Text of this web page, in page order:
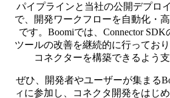
パイプラインと当社の公開デプロ
で、開発ワークフローを自動化・
です。Boomiでは、Connector
ツールの改善を継続的に行ってお
コネクターを構築できるよう
ぜひ、開発者やユーザーが集まる
ィに参加し、コネクタ開発をはじ